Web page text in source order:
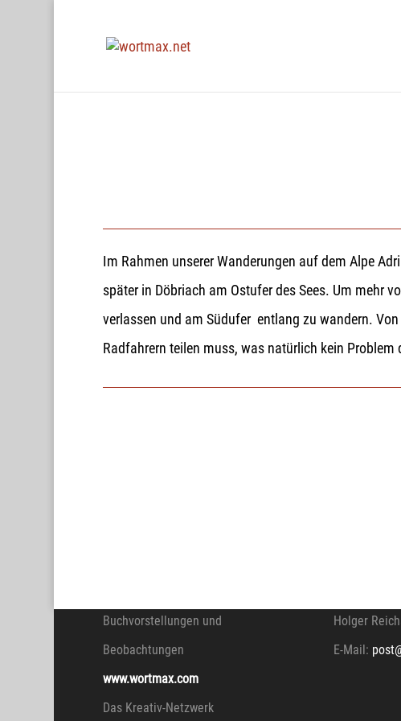
Im Rahmen unserer Wanderungen auf dem Alpe
später in Döbriach am Ostufer des Sees. Um mehr
verlassen und am Südufer entlang zu wandern.
Radfahrern teilen muss, was natürlich kein
Buchvorstellungen und
Beobachtungen
www.wortmax.com
Das Kreativ-Netzwerk
Holger
E-Mail: